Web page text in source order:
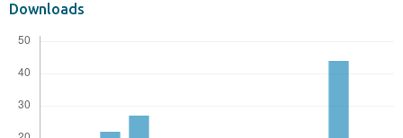
Downloads